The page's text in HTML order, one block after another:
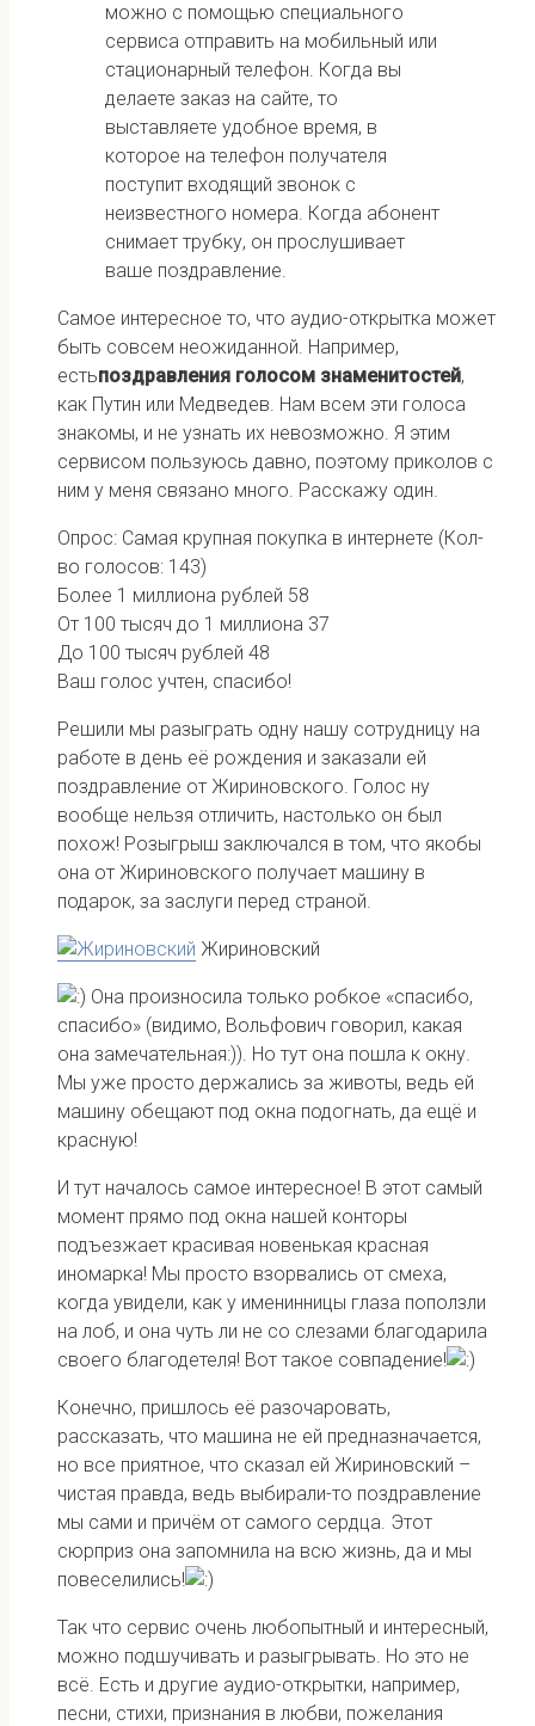
можно с помощью специального
сервиса отправить на мобильный или
стационарный телефон. Когда вы
делаете заказ на сайте, то
выставляете удобное время, в
которое на телефон получателя
поступит входящий звонок с
неизвестного номера. Когда абонент
снимает трубку, он прослушивает
ваше поздравление.
Самое интересное то, что аудио-открытка может
быть совсем неожиданной. Например,
естьпоздравления голосом знаменитостей,
как Путин или Медведев. Нам всем эти голоса
знакомы, и не узнать их невозможно. Я этим
сервисом пользуюсь давно, поэтому приколов с
ним у меня связано много. Расскажу один.
Опрос: Самая крупная покупка в интернете (Кол-
во голосов: 143)
Более 1 миллиона рублей 58
От 100 тысяч до 1 миллиона 37
До 100 тысяч рублей 48
Ваш голос учтен, спасибо!
Решили мы разыграть одну нашу сотрудницу на
работе в день её рождения и заказали ей
поздравление от Жириновского. Голос ну
вообще нельзя отличить, настолько он был
похож! Розыгрыш заключался в том, что якобы
она от Жириновского получает машину в
подарок, за заслуги перед страной.
Жириновский
Она произносила только робкое «спасибо,
спасибо» (видимо, Вольфович говорил, какая
она замечательная:)). Но тут она пошла к окну.
Мы уже просто держались за животы, ведь ей
машину обещают под окна подогнать, да ещё и
красную!
И тут началось самое интересное! В этот самый
момент прямо под окна нашей конторы
подъезжает красивая новенькая красная
иномарка! Мы просто взорвались от смеха,
когда увидели, как у именинницы глаза поползли
на лоб, и она чуть ли не со слезами благодарила
своего благодетеля! Вот такое совпадение!
Конечно, пришлось её разочаровать,
рассказать, что машина не ей предназначается,
но все приятное, что сказал ей Жириновский –
чистая правда, ведь выбирали-то поздравление
мы сами и причём от самого сердца. Этот
сюрприз она запомнила на всю жизнь, да и мы
повеселились!
Так что сервис очень любопытный и интересный,
можно подшучивать и разыгрывать. Но это не
всё. Есть и другие аудио-открытки, например,
песни, стихи, признания в любви, пожелания